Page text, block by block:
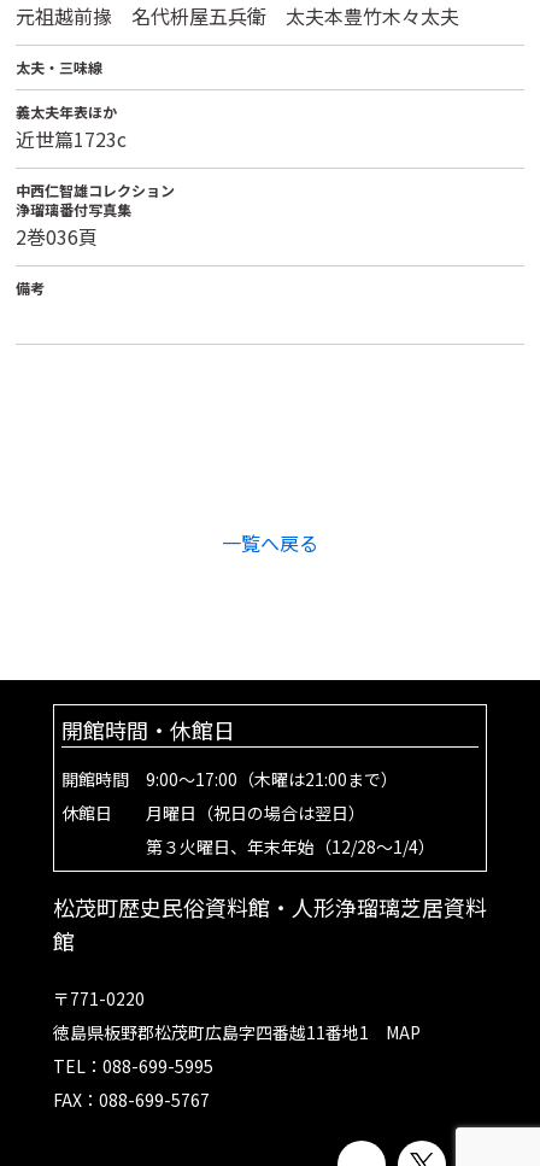
元祖越前掾 名代枡屋五兵衛 太夫本豊竹木々太夫
太夫・三味線
義太夫年表ほか
近世篇1723c
中西仁智雄コレクション
浄瑠璃番付写真集
2巻036頁
備考
一覧へ戻る
開館時間・休館日
開館時間 9:00～17:00（木曜は21:00まで）
休館日 月曜日（祝日の場合は翌日）
第３火曜日、年末年始（12/28～1/4）
松茂町歴史民俗資料館・人形浄瑠璃芝居資料
館
〒771-0220
徳島県板野郡松茂町広島字四番越11番地1 MAP
TEL：088-699-5995
FAX：088-699-5767